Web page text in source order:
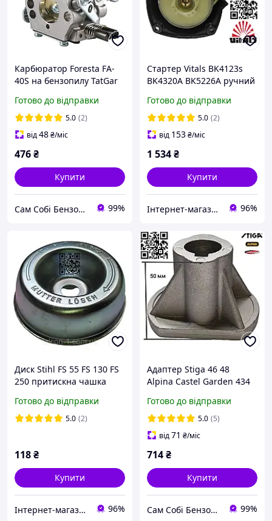
Карбюратор Foresta FA-
40S на бензопилу TatGar
мотопил Експерт GS 4000
Nowa Нова
Готово до відправки
5.0 (2)
від48₴/міс
476₴
Купити
Сам Собі БензоМайстер ⚙️ 99%
Стартер Vitals BK4123s
BK4320А BK5226A ручний
мотокосу тример Віталс
Launcher 4123
Готово до відправки
5.0 (2)
від 153₴/міс
1 534₴
Купити
Інтернет-магазин "Сам Собі Сервіс" 96%
Диск Stihl FS 55 FS 130 FS
250 притискна чашка
обертальний диск ФС 250
4126-713-3100
Готово до відправки
5.0 (2)
118₴
Купити
Інтернет-магазин "Сам Собі Сервіс" 96%
Адаптер Stiga 46 48
Alpina Castel Garden 434
Klever кріплення тримач
ножа 22мм 50мм
122463012/2 1136067201
Готово до відправки
5.0 (5)
від71 ₴/міс
714₴
Купити
Сам Собі БензоМайстер ⚙️ 99%